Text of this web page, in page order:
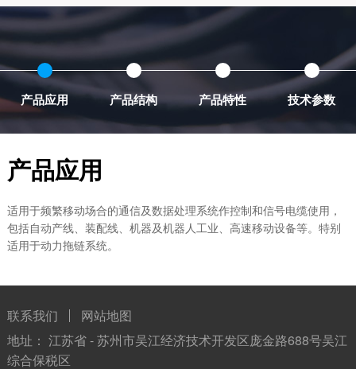
产品应用 产品结构 产品特性 技术参数
产品应用
适用于频繁移动场合的通信及数据处理系统作控制和信号电缆使用，
包括自动产线、装配线、机器及机器人工业、高速移动设备等。特别
适用于动力拖链系统。
联系我们
网站地图
地址： 江苏省 - 苏州市吴江经济技术开发区庞金路688号吴江
综合保税区